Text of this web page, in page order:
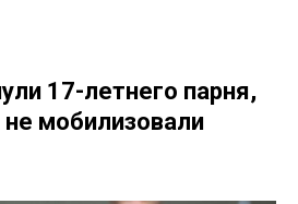
17-летнего парня,
мобилизовали